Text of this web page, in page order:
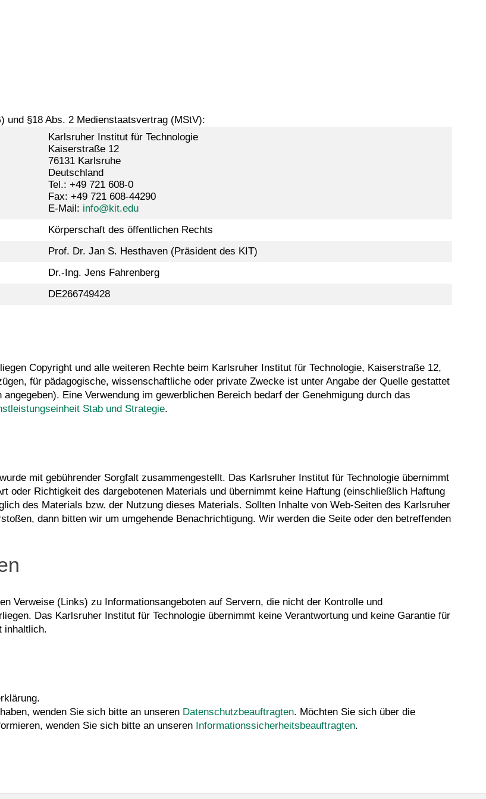
und §18 Abs. 2 Medienstaatsvertrag (MStV):
Karlsruher Institut für Technologie
Kaiserstraße 12
76131 Karlsruhe
Deutschland
Tel.: +49 721 608-0
Fax: +49 721 608-44290
E-Mail: info@kit.edu
Körperschaft des öffentlichen Rechts
Prof. Dr. Jan S. Hesthaven (Präsident des KIT)
Dr.-Ing. Jens Fahrenberg
DE266749428
Copyright und alle weiteren Rechte beim Karlsruher Institut für Technologie, Kaiserstraße 12,
für pädagogische, wissenschaftliche oder private Zwecke ist unter Angabe der Quelle gestattet
Eine Verwendung im gewerblichen Bereich bedarf der Genehmigung durch das
Stab und Strategie.
mit gebührender Sorgfalt zusammengestellt. Das Karlsruher Institut für Technologie übernimmt
oder Richtigkeit des dargebotenen Materials und übernimmt keine Haftung (einschließlich Haftung
des Materials bzw. der Nutzung dieses Materials. Sollten Inhalte von Web-Seiten des Karlsruher
dann bitten wir um umgehende Benachrichtigung. Wir werden die Seite oder den betreffenden
Verweise (Links) zu Informationsangeboten auf Servern, die nicht der Kontrolle und
Das Karlsruher Institut für Technologie übernimmt keine Verantwortung und keine Garantie für
inhaltlich.
wenden Sie sich bitte an unseren Datenschutzbeauftragten. Möchten Sie sich über die
wenden Sie sich bitte an unseren Informationssicherheitsbeauftragten.